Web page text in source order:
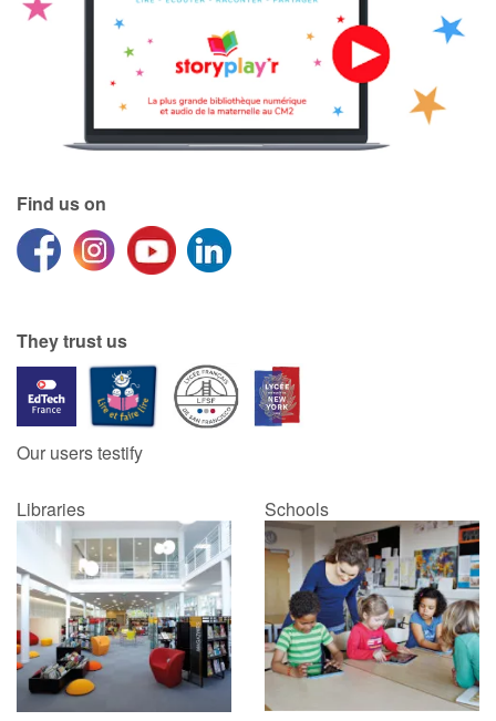
Find us on
They trust us
Our users testify
Libraries Schools